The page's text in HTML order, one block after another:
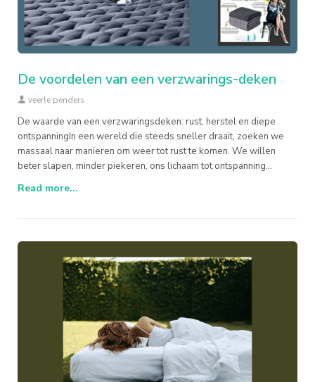
De voordelen van een verzwarings-deken
veerle penders
De waarde van een verzwaringsdeken: rust, herstel en diepe
ontspanningIn een wereld die steeds sneller draait, zoeken we
massaal naar manieren om weer tot rust te komen. We willen
beter slapen, minder piekeren, ons lichaam tot ontspanning
Read more...